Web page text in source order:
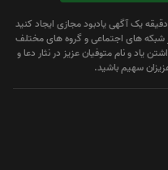
یک آگهی یادبود مجازی ایجاد کنید
شبکه های اجتماعی و گروه های مختلف
یاد و نام متوفیان عزیز در نثار دعا و
سهیم باشید.